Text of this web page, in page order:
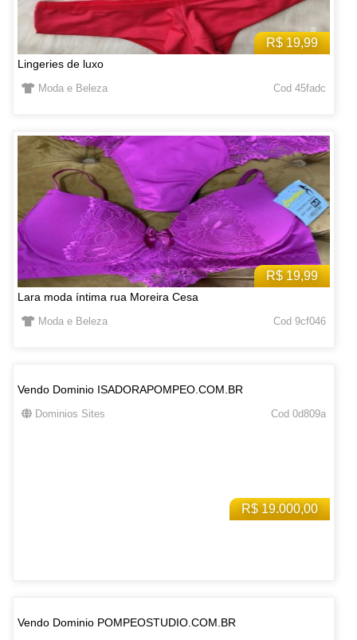
R$ 19,99
Lingeries de luxo
Moda e Beleza Cod 45fadc
R$ 19,99
Lara moda íntima rua Moreira Cesa
Moda e Beleza Cod 9cf046
R$ 19.000,00
Vendo Dominio ISADORAPOMPEO.COM.BR
Dominios Sites Cod 0d809a
Vendo Dominio POMPEOSTUDIO.COM.BR